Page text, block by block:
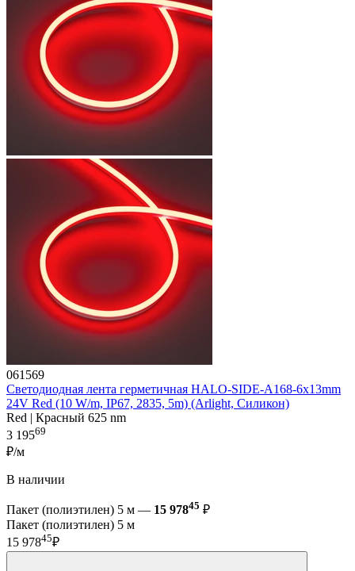
061569
Светодиодная лента герметичная HALO-SIDE-A168-6x13mm
24V Red (10 W/m, IP67, 2835, 5m) (Arlight, Силикон)
Red | Красный 625 nm
3 19569
₽/м
В наличии
Пакет (полиэтилен) 5 м — 15 97845 ₽
Пакет (полиэтилен) 5 м
15 97845₽